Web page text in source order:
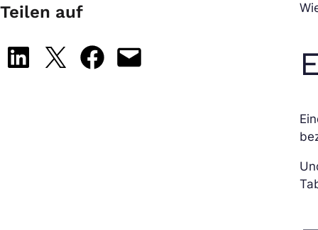
Teilen auf
Share on LinkedIn
Share on X Share on Facebook
Email this Page